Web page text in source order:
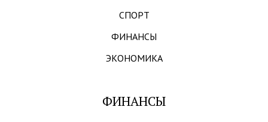
СПОРТ
ФИНАНСЫ
ЭКОНОМИКА
ФИНАНСЫ